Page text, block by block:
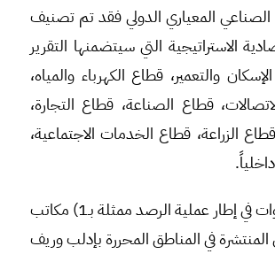
المعياري الدولي فقد تم تصنيف
الاستراتيجية التي سيتضمنها التقرير
والتعمير، قطاع الكهرباء والمياه،
قطاع الصناعة، قطاع التجارة،
الزراعة، قطاع الخدمات الاجتماعية،
تم اتباع عدة أدوات في إطار عملية الرصد ممثلة بـ1) مكاتب
في المناطق المحررة بإدلب وريف